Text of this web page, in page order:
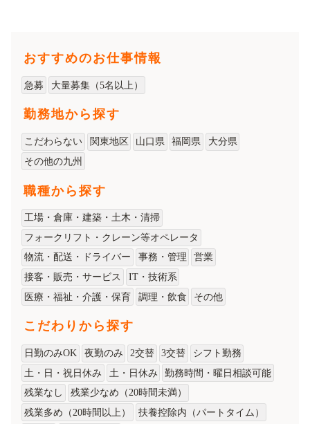
おすすめのお仕事情報
急募 大量募集（5名以上）
勤務地から探す
こだわらない 関東地区 山口県 福岡県
大分県
その他の九州
職種から探す
工場・倉庫・建築・土木・清掃
フォークリフト・クレーン等オペレータ
物流・配送・ドライバー
事務・管理
営業
接客・販売・サービス
IT・技術系
医療・福祉・介護・保育
調理・飲食 その他
こだわりから探す
日勤のみOK 夜勤のみ 2交替 3交替
シフト勤務
土・日・祝日休み
土・日休み
勤務時間・曜日相談可能
残業なし
残業少なめ（20時間未満）
残業多め（20時間以上）
扶養控除内（パートタイム）